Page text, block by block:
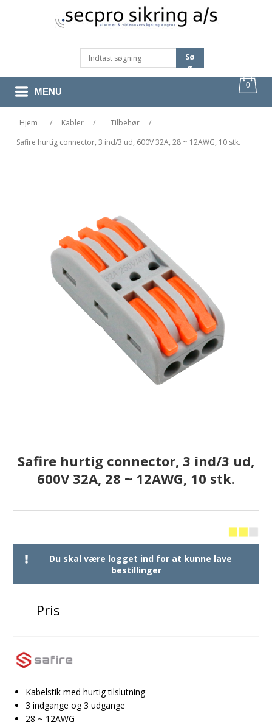
Sø
G
0
MENU
Hjem / Kabler / Tilbehør
/
Safire hurtig connector, 3 ind/3 ud, 600V 32A, 28 ~ 12AWG, 10 stk.
Safire hurtig connector, 3 ind/3 ud,
600V 32A, 28 ~ 12AWG, 10 stk.
Du skal være logget ind for at kunne lave
bestillinger
Pris
Kabelstik med hurtig tilslutning
3 indgange og 3 udgange
28 ~ 12AWG